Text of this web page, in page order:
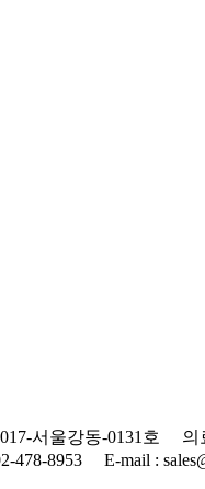
서울강동-0131호 의
8953 E-mail :